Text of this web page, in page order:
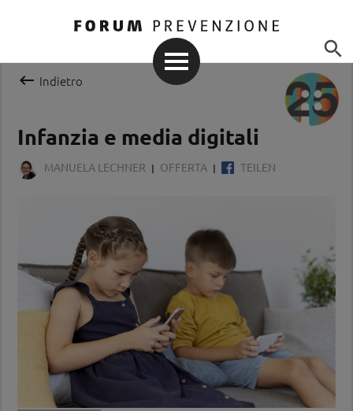

 Indietro
Infanzia e media digitali
MANUELA LECHNER OFFERTA TEILEN